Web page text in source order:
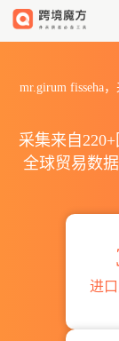
mr.girum fisseha
采集来自
全球贸易数
进